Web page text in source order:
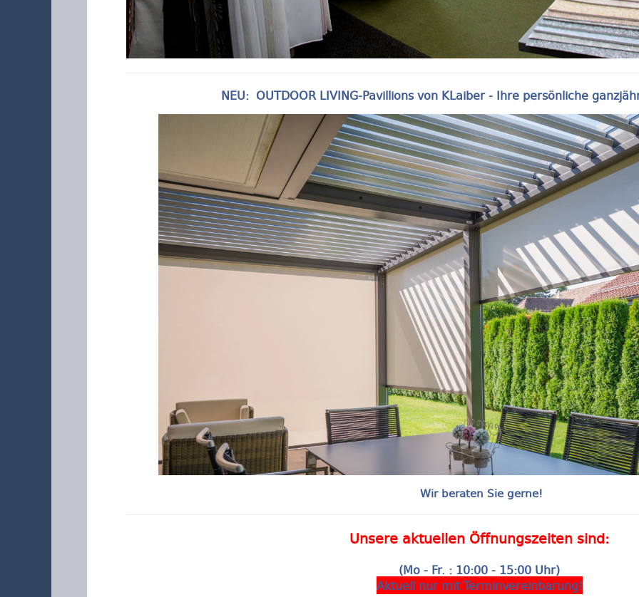
NEU: OUTDOOR LIVING-Pavillions von KLaiber - Ihre persönliche
Wir beraten Sie gerne!
Unsere aktuellen Öffnungszeiten sind:
(Mo - Fr. : 10:00 - 15:00 Uhr)
Aktuell nur mit Terminvereinbarung!